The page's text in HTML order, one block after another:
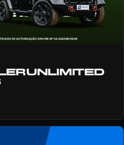
UNLIMITED